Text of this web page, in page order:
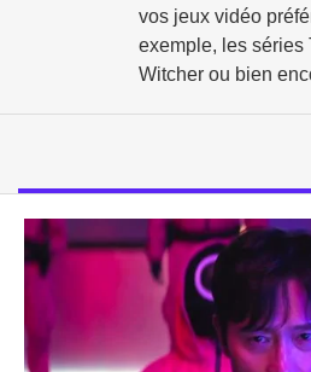
vos jeux vidéo
exemple, les séries
Witcher ou bien